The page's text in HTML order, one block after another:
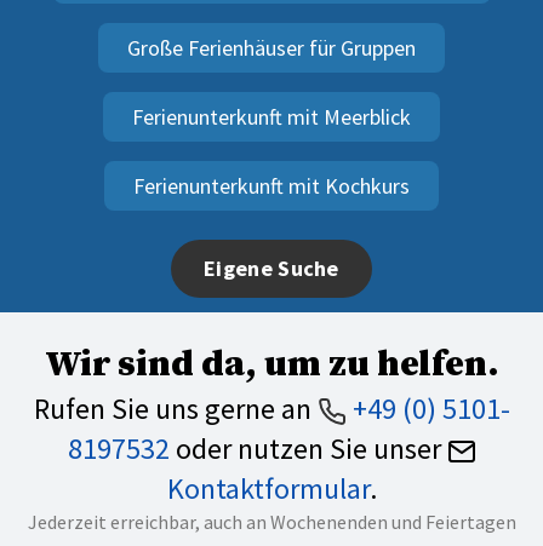
Große Ferienhäuser für Gruppen
Ferienunterkunft mit Meerblick
Ferienunterkunft mit Kochkurs
Eigene Suche
Wir sind da, um zu helfen.
Rufen Sie uns gerne an
+49 (0) 5101-
8197532 oder nutzen Sie unser
Kontaktformular.
Jederzeit erreichbar, auch an Wochenenden und Feiertagen